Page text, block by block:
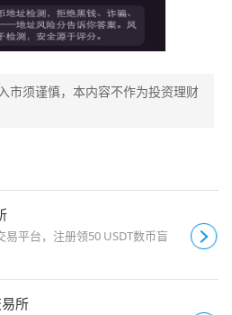
市须谨慎，本内容不作为投资理财
易平台，注册领50 USDT数币盲
所